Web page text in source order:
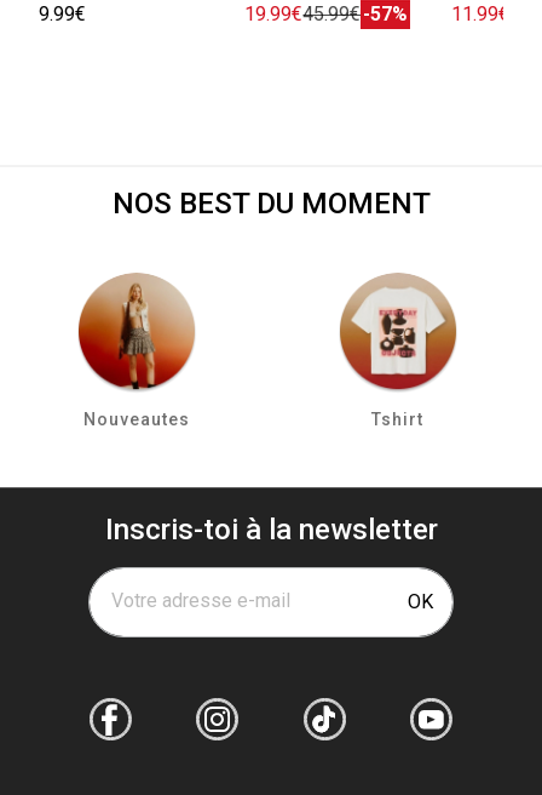
9.99€
19.99€45.99€-57%
11.99€
NOS BEST DU MOMENT
Nouveautes Tshirt
Inscris-toi à la newsletter
Votre adresse e-mail OK